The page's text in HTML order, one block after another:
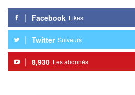
Facebook Likes
Twitter Suiveurs
8,930 Les abonnés